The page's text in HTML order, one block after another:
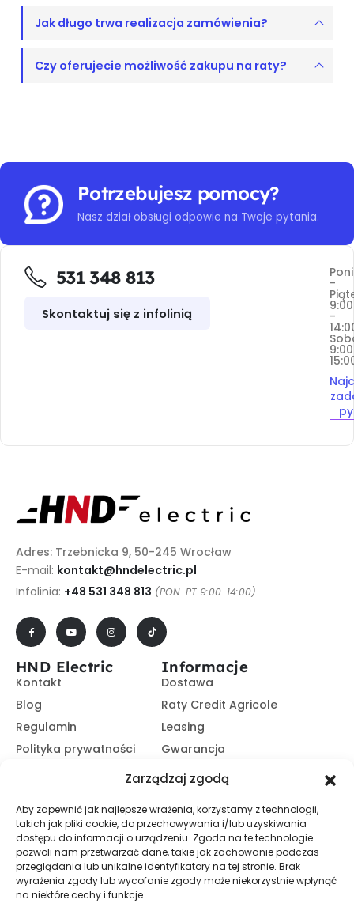
Zarządzaj zgodą
Aby zapewnić jak najlepsze wrażenia, korzystamy z technologii,
takich jak pliki cookie, do przechowywania i/lub uzyskiwania
dostępu do informacji o urządzeniu. Zgoda na te technologie
pozwoli nam przetwarzać dane, takie jak zachowanie podczas
przeglądania lub unikalne identyfikatory na tej stronie. Brak
wyrażenia zgody lub wycofanie zgody może niekorzystnie wpłynąć
na niektóre cechy i funkcje.
Jak długo trwa realizacja zamówienia?
Czy oferujecie możliwość zakupu na raty?
Potrzebujesz pomocy?
Nasz dział obsługi odpowie na Twoje pytania.
531 348 813
Skontaktuj się z infolinią
-
9:00
-
Adres: Trzebnicka 9, 50-245 Wrocław
E-mail: kontakt@hndelectric.pl
Infolinia: +48 531 348 813 (PON-PT 9:00-14:00)
HND Electric
Kontakt
Blog
Regulamin
Polityka prywatności
Informacje
Dostawa
Raty Credit Agricole
Leasing
Gwarancja
14 dni na zwrot
Program partnerski
Zasubskrybuj nasz Newsletter
Zapisz Się